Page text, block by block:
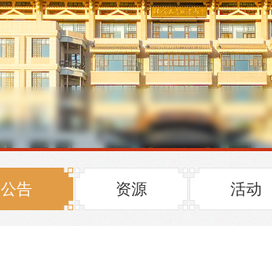
馆藏目录 论文、书、报告 数据库
机构知识库 馆际互借 新书通报
公告 资源 活动